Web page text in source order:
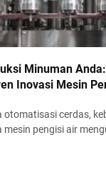
Minuman Anda:
Inovasi Mesin
otomatisasi cerdas,
mesin pengisi air